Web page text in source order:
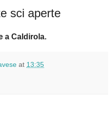
sci aperte
a Caldirola.
at 13:35